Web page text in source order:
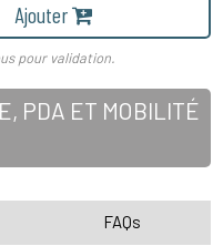
Ajouter
pour validation.
PDA ET MOBILITÉ
FAQs